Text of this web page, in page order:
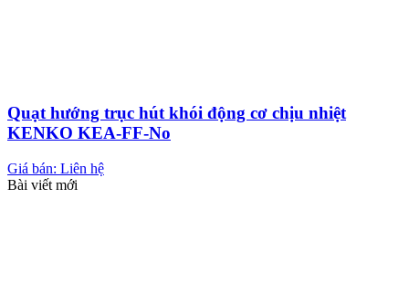
Quạt hướng trục hút khói động cơ chịu nhiệt
KENKO KEA-FF-No
Giá bán: Liên hệ
Bài viết mới